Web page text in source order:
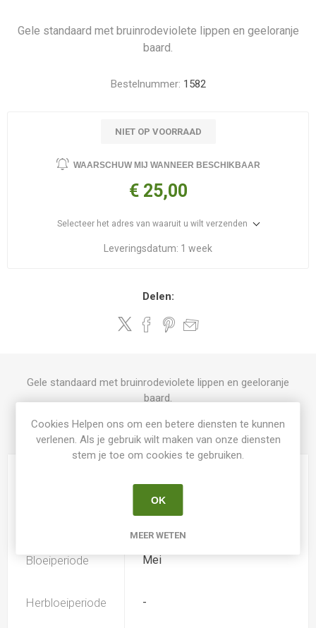
Gele standaard met bruinrodeviolete lippen en geeloranje
baard.
Bestelnummer: 1582
NIET OP VOORRAAD
WAARSCHUW MIJ WANNEER BESCHIKBAAR
€ 25,00
Selecteer het adres van waaruit u wilt verzenden
Leveringsdatum: 1 week
Delen:
Gele standaard met bruinrodeviolete lippen en geeloranje
baard.
PRODUCT SPECIFICATIES
Ja
Bloeiperiode Mei
Herbloeiperiode -
Cookies Helpen ons om een betere diensten te kunnen
verlenen. Als je gebruik wilt maken van onze diensten
stem je toe om cookies te gebruiken.
OK
MEER WETEN